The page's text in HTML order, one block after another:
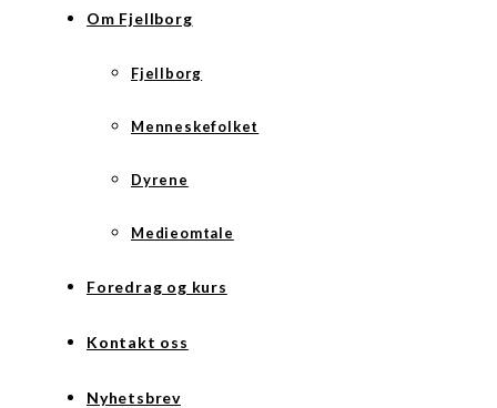
Om Fjellborg
Fjellborg
Menneskefolket
Dyrene
Medieomtale
Foredrag og kurs
Kontakt oss
Nyhetsbrev